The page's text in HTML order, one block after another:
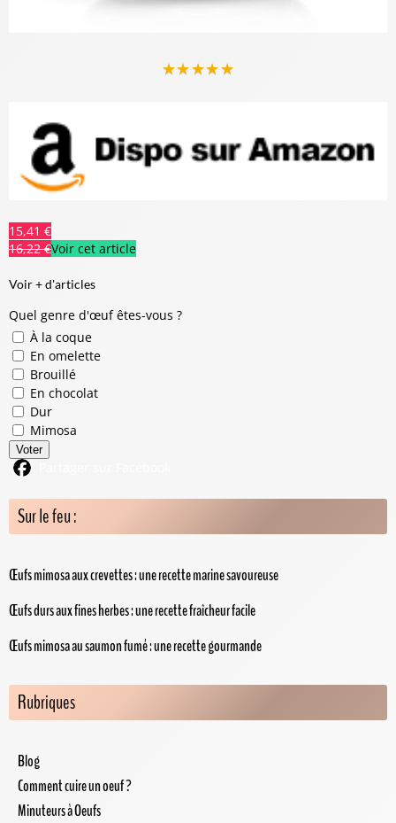
★★★★★
15,41 €
16,22 €Voir cet article
Voir + d'articles
Quel genre d'œuf êtes-vous ?
À la coque
En omelette
Brouillé
En chocolat
Dur
Mimosa
Voter
Sur le feu :
Œufs mimosa aux crevettes : une recette marine savoureuse
Œufs durs aux fines herbes : une recette fraîcheur facile
Œufs mimosa au saumon fumé : une recette gourmande
Rubriques
Blog
Comment cuire un oeuf ?
Minuteurs à Oeufs